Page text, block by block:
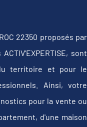
22350 proposés par
sont
territoire et pour le
Ainsi, votre
pour la vente ou
d'une maison